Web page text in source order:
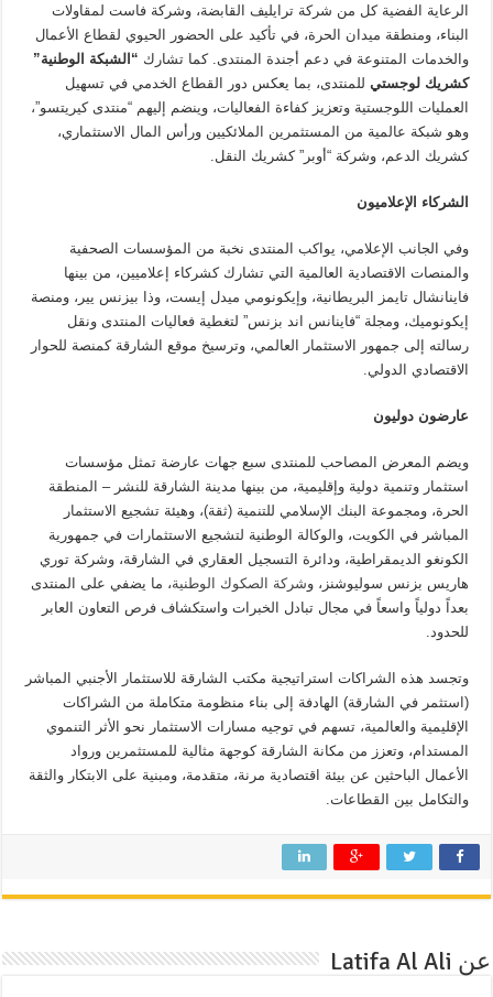
الرعاية الفضية كل من شركة ترايليف القابضة، وشركة فاست لمقاولات
البناء، ومنطقة ميدان الحرة، في تأكيد على الحضور الحيوي لقطاع الأعمال
والخدمات المتنوعة في دعم أجندة المنتدى. كما تشارك “الشبكة الوطنية”
كشريك لوجستي للمنتدى، بما يعكس دور القطاع الخدمي في تسهيل
العمليات اللوجستية وتعزيز كفاءة الفعاليات، وينضم إليهم “منتدى كيريتسو”،
وهو شبكة عالمية من المستثمرين الملائكيين ورأس المال الاستثماري،
كشريك الدعم، وشركة “أوبر” كشريك النقل.
الشركاء الإعلاميون
وفي الجانب الإعلامي، يواكب المنتدى نخبة من المؤسسات الصحفية
والمنصات الاقتصادية العالمية التي تشارك كشركاء إعلاميين، من بينها
فاينانشال تايمز البريطانية، وإيكونومي ميدل إيست، وذا بيزنس يير، ومنصة
إيكونوميك، ومجلة “فاينانس اند بزنس” لتغطية فعاليات المنتدى ونقل
رسالته إلى جمهور الاستثمار العالمي، وترسيخ موقع الشارقة كمنصة للحوار
الاقتصادي الدولي.
عارضون دوليون
ويضم المعرض المصاحب للمنتدى سبع جهات عارضة تمثل مؤسسات
استثمار وتنمية دولية وإقليمية، من بينها مدينة الشارقة للنشر – المنطقة
الحرة، ومجموعة البنك الإسلامي للتنمية (ثقة)، وهيئة تشجيع الاستثمار
المباشر في الكويت، والوكالة الوطنية لتشجيع الاستثمارات في جمهورية
الكونغو الديمقراطية، ودائرة التسجيل العقاري في الشارقة، وشركة توري
هاريس بزنس سوليوشنز، وشركة الصكوك الوطنية، ما يضفي على المنتدى
بعداً دولياً واسعاً في مجال تبادل الخبرات واستكشاف فرص التعاون العابر
للحدود.
وتجسد هذه الشراكات استراتيجية مكتب الشارقة للاستثمار الأجنبي المباشر
(استثمر في الشارقة) الهادفة إلى بناء منظومة متكاملة من الشراكات
الإقليمية والعالمية، تسهم في توجيه مسارات الاستثمار نحو الأثر التنموي
المستدام، وتعزز من مكانة الشارقة كوجهة مثالية للمستثمرين ورواد
الأعمال الباحثين عن بيئة اقتصادية مرنة، متقدمة، ومبنية على الابتكار والثقة
والتكامل بين القطاعات.
عن Latifa Al Ali